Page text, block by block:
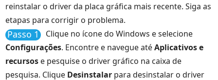
reinstalar o driver da placa gráfica mais recente. Siga as
etapas para corrigir o problema.
Passo 1
Clique no ícone do Windows e selecione
Configurações. Encontre e navegue atéAplicativos e
recursos e pesquise o driver gráfico na caixa de
pesquisa. Clique Desinstalar para desinstalar o driver